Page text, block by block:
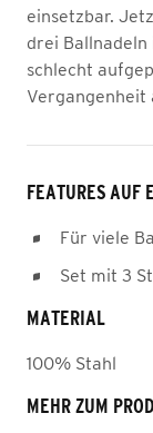
einsetzbar.
drei Ballnadeln
schlecht
Vergangenheit
FEATURES AUF
Für viele
Set mit 3
MATERIAL
100% Stahl
MEHR ZUM